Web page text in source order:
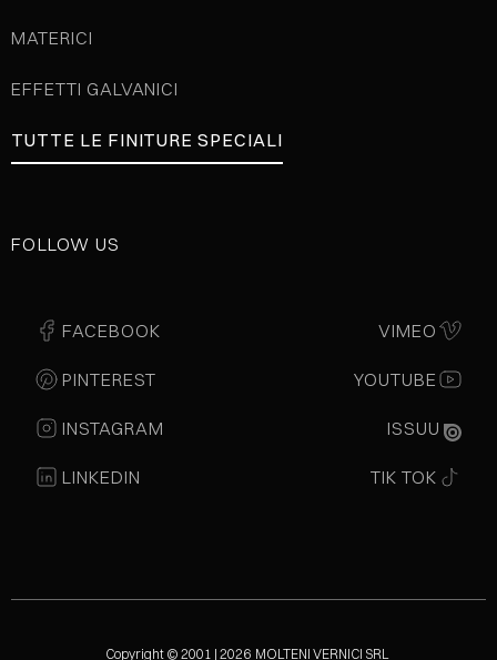
MATERICI
EFFETTI GALVANICI
TUTTE LE FINITURE SPECIALI
FOLLOW US
FACEBOOK
PINTEREST
INSTAGRAM
LINKEDIN
VIMEO
YOUTUBE
ISSUU
TIK TOK
Copyright © 2001 | 2026 MOLTENI VERNICI SRL